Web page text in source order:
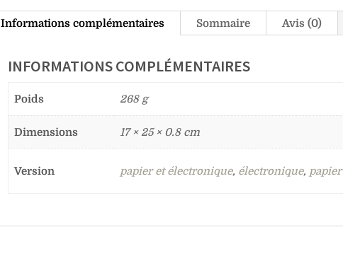
Informations complémentaires Sommaire Avis (0)
INFORMATIONS COMPLÉMENTAIRES
Poids 268 g
Dimensions 17 × 25 × 0.8 cm
Version papier et électronique, électronique, papier